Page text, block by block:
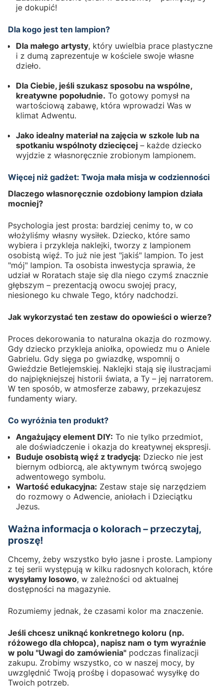
je dokupić!
Dla kogo jest ten lampion?
Dla małego artysty, który uwielbia prace plastyczne
i z dumą zaprezentuje w kościele swoje własne
dzieło.
Dla Ciebie, jeśli szukasz sposobu na wspólne,
kreatywne popołudnie. To gotowy pomysł na
wartościową zabawę, która wprowadzi Was w
klimat Adwentu.
Jako idealny materiał na zajęcia w szkole lub na
spotkaniu wspólnoty dziecięcej – każde dziecko
wyjdzie z własnoręcznie zrobionym lampionem.
Więcej niż gadżet: Twoja mała misja w codzienności
Dlaczego własnoręcznie ozdobiony lampion działa
mocniej?
Psychologia jest prosta: bardziej cenimy to, w co
włożyliśmy własny wysiłek. Dziecko, które samo
wybiera i przykleja naklejki, tworzy z lampionem
osobistą więź. To już nie jest "jakiś" lampion. To jest
"mój" lampion. Ta osobista inwestycja sprawia, że
udział w Roratach staje się dla niego czymś znacznie
głębszym – prezentacją owocu swojej pracy,
niesionego ku chwale Tego, który nadchodzi.
Jak wykorzystać ten zestaw do opowieści o wierze?
Proces dekorowania to naturalna okazja do rozmowy.
Gdy dziecko przykleja aniołka, opowiedz mu o Aniele
Gabrielu. Gdy sięga po gwiazdkę, wspomnij o
Gwieździe Betlejemskiej. Naklejki stają się ilustracjami
do najpiękniejszej historii świata, a Ty – jej narratorem.
W ten sposób, w atmosferze zabawy, przekazujesz
fundamenty wiary.
Co wyróżnia ten produkt?
Angażujący element DIY: To nie tylko przedmiot,
ale doświadczenie i okazja do kreatywnej ekspresji.
Buduje osobistą więź z tradycją: Dziecko nie jest
biernym odbiorcą, ale aktywnym twórcą swojego
adwentowego symbolu.
Wartość edukacyjna: Zestaw staje się narzędziem
do rozmowy o Adwencie, aniołach i Dzieciątku
Jezus.
Ważna informacja o kolorach – przeczytaj,
proszę!
Chcemy, żeby wszystko było jasne i proste. Lampiony
z tej serii występują w kilku radosnych kolorach, które
wysyłamy losowo, w zależności od aktualnej
dostępności na magazynie.
Rozumiemy jednak, że czasami kolor ma znaczenie.
Jeśli chcesz uniknąć konkretnego koloru (np.
różowego dla chłopca), napisz nam o tym wyraźnie
w polu "Uwagi do zamówienia" podczas finalizacji
zakupu. Zrobimy wszystko, co w naszej mocy, by
uwzględnić Twoją prośbę i dopasować wysyłkę do
Twoich potrzeb.